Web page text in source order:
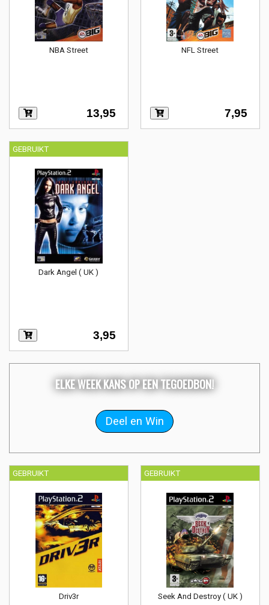
NBA Street
13,95
NFL Street
7,95
GEBRUIKT
Dark Angel ( UK )
3,95
GEBRUIKT
Driv3r
GEBRUIKT
Seek And Destroy ( UK )
ELKE WEEK KANS OP EEN TEGOEDBON!